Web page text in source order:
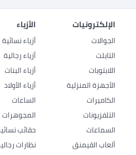
الإلكترونيات
الجوالات
التابلت
اللابتوبات
الأجهزة المنزلية
الكاميرات
التلفزيونات
السماعات
ألعاب القيمنق
الأزياء
أزياء نسائية
أزياء رجالية
أزياء البنات
أزياء الأولاد
الساعات
المجوهرات
حقائب
نظارات